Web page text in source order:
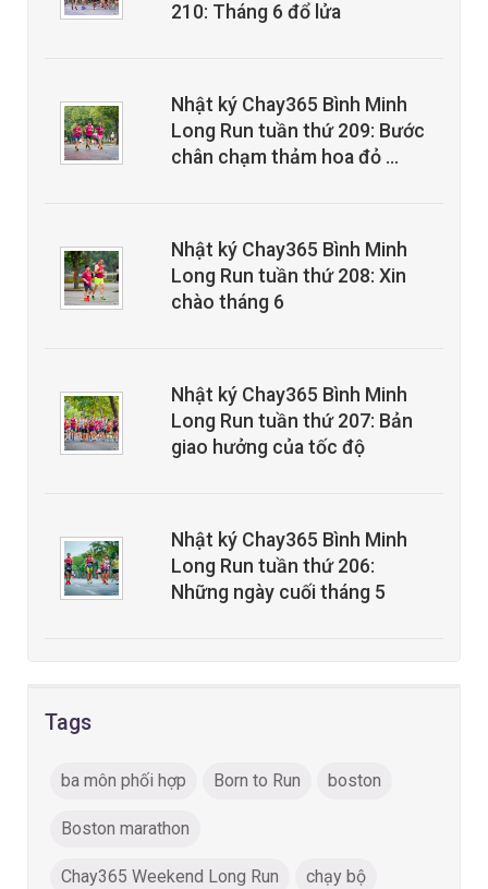
210: Tháng 6 đổ lửa
Nhật ký Chay365 Bình Minh
Long Run tuần thứ 209: Bước
chân chạm thảm hoa đỏ …
Nhật ký Chay365 Bình Minh
Long Run tuần thứ 208: Xin
chào tháng 6
Nhật ký Chay365 Bình Minh
Long Run tuần thứ 207: Bản
giao hưởng của tốc độ
Nhật ký Chay365 Bình Minh
Long Run tuần thứ 206:
Những ngày cuối tháng 5
Tags
ba môn phối hợp Born to Run boston
Boston marathon
Chay365 Weekend Long Run chạy bộ